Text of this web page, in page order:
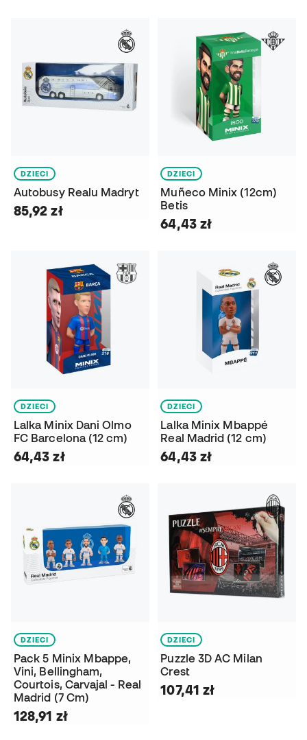
DZIECI
Autobusy Realu Madryt
85,92 zł
DZIECI
Muñeco Minix (12cm)
Betis
64,43 zł
DZIECI
Lalka Minix Dani Olmo
FC Barcelona (12 cm)
64,43 zł
DZIECI
Lalka Minix Mbappé
Real Madrid (12 cm)
64,43 zł
DZIECI
Pack 5 Minix Mbappe,
Vini, Bellingham,
Courtois, Carvajal - Real
Madrid (7 Cm)
128,91 zł
DZIECI
Puzzle 3D AC Milan
Crest
107,41 zł